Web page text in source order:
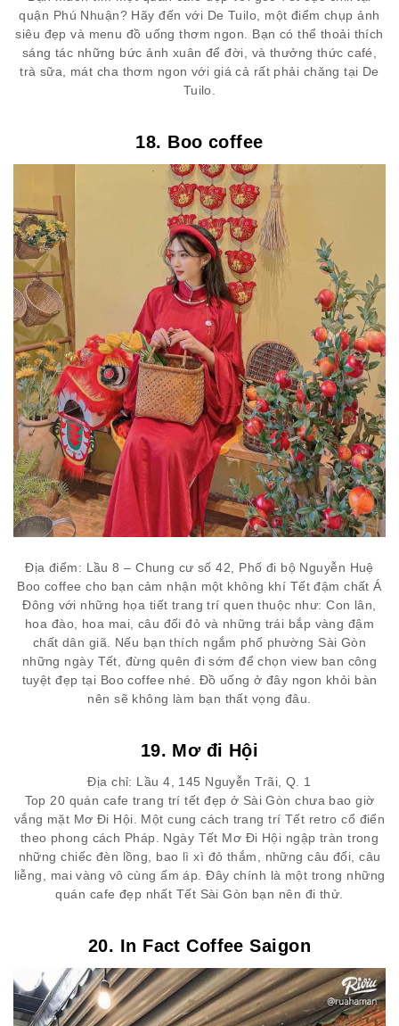
quận Phú Nhuận? Hãy đến với De Tuilo, một điểm chụp ảnh
siêu đẹp và menu đồ uống thơm ngon. Bạn có thể thoải thích
sáng tác những bức ảnh xuân để đời, và thưởng thức café,
trà sữa, mát cha thơm ngon với giá cả rất phải chăng tại De
Tuilo.
18. Boo coffee
Địa điểm: Lầu 8 – Chung cư số 42, Phố đi bộ Nguyễn Huệ
Boo coffee cho bạn cảm nhận một không khí Tết đậm chất Á
Đông với những họa tiết trang trí quen thuộc như: Con lân,
hoa đào, hoa mai, câu đối đỏ và những trái bắp vàng đậm
chất dân giã. Nếu bạn thích ngắm phố phường Sài Gòn
những ngày Tết, đừng quên đi sớm để chọn view ban công
tuyệt đẹp tại Boo coffee nhé. Đồ uống ở đây ngon khỏi bàn
nên sẽ không làm bạn thất vọng đâu.
19. Mơ đi Hội
Địa chỉ: Lầu 4, 145 Nguyễn Trãi, Q. 1
Top 20 quán cafe trang trí tết đẹp ở Sài Gòn chưa bao giờ
vắng mặt Mơ Đi Hội. Một cung cách trang trí Tết retro cổ điển
theo phong cách Pháp. Ngày Tết Mơ Đi Hội ngập tràn trong
những chiếc đèn lồng, bao lì xì đỏ thắm, những câu đối, câu
liễng, mai vàng vô cùng ấm áp. Đây chính là một trong những
quán cafe đẹp nhất Tết Sài Gòn bạn nên đi thử.
20. In Fact Coffee Saigon